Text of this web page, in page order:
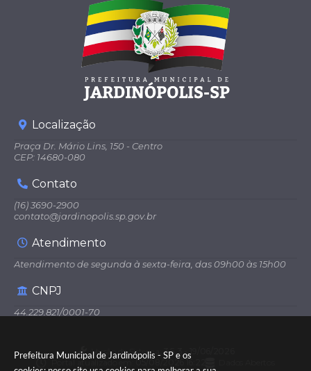
Prefeitura Municipal de Jardinópolis - SP e os
Localização
Praça Dr. Mário Lins, 150 - Centro
CEP: 14680-080
Contato
(16) 3690-2900
contato@jardinopolis.sp.gov.br
Atendimento
Atendimento de segunda à sexta-feira, das 09h00 às 15h00
CNPJ
44.229.821/0001-70
Versão do Sistema: 3.5.3 - 19/06/2026
Portal atualizado em:
05/08/2026 16:22